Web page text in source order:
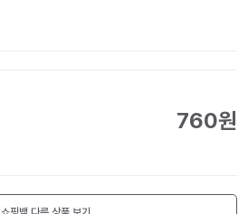
760원